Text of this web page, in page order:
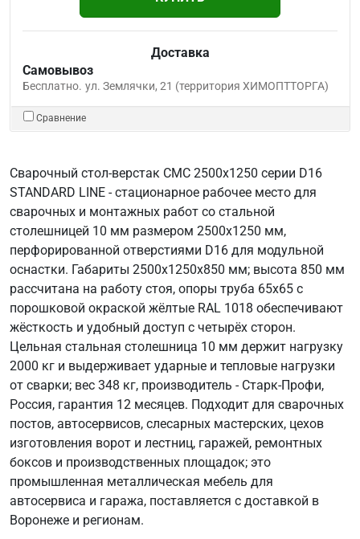
Доставка
Самовывоз
Бесплатно. ул. Землячки, 21 (территория ХИМОПТТОРГА)
Сравнение
Сварочный стол-верстак СМС 2500х1250 серии D16
STANDARD LINE - стационарное рабочее место для
сварочных и монтажных работ со стальной
столешницей 10 мм размером 2500х1250 мм,
перфорированной отверстиями D16 для модульной
оснастки. Габариты 2500х1250х850 мм; высота 850 мм
рассчитана на работу стоя, опоры труба 65х65 с
порошковой окраской жёлтые RAL 1018 обеспечивают
жёсткость и удобный доступ с четырёх сторон.
Цельная стальная столешница 10 мм держит нагрузку
2000 кг и выдерживает ударные и тепловые нагрузки
от сварки; вес 348 кг, производитель - Старк-Профи,
Россия, гарантия 12 месяцев. Подходит для сварочных
постов, автосервисов, слесарных мастерских, цехов
изготовления ворот и лестниц, гаражей, ремонтных
боксов и производственных площадок; это
промышленная металлическая мебель для
автосервиса и гаража, поставляется с доставкой в
Воронеже и регионам.